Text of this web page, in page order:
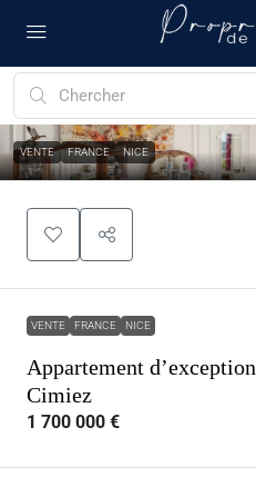
VENTE FRANCE NICE
VENTE FRANCE NICE
Appartement
Cimiez
1 700 000 €